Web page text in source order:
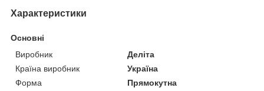
Характеристики
Основні
Виробник
Деліта
Країна виробник
Україна
Форма
Прямокутна